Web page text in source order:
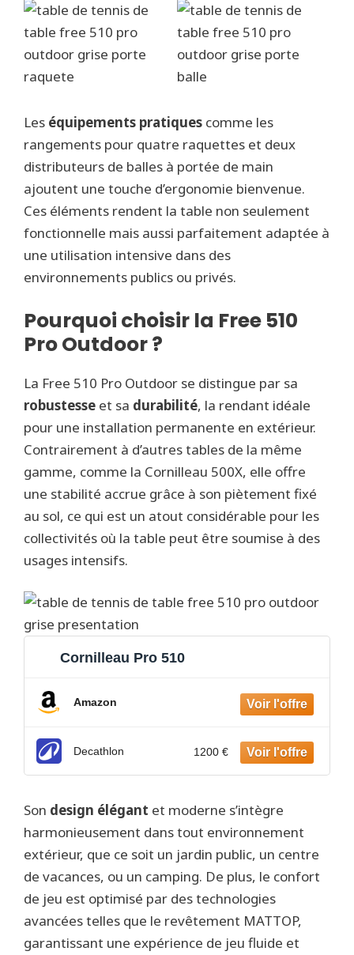
Les équipements pratiques comme les
rangements pour quatre raquettes et deux
distributeurs de balles à portée de main
ajoutent une touche d’ergonomie bienvenue.
Ces éléments rendent la table non seulement
fonctionnelle mais aussi parfaitement adaptée à
une utilisation intensive dans des
environnements publics ou privés.
Pourquoi choisir la Free 510
Pro Outdoor ?
La Free 510 Pro Outdoor se distingue par sa
robustesse et sa durabilité, la rendant idéale
pour une installation permanente en extérieur.
Contrairement à d’autres tables de la même
gamme, comme la Cornilleau 500X, elle offre
une stabilité accrue grâce à son piètement fixé
au sol, ce qui est un atout considérable pour les
collectivités où la table peut être soumise à des
usages intensifs.
Cornilleau Pro 510
Amazon
Decathlon 1200 €
Son design élégant et moderne s’intègre
harmonieusement dans tout environnement
extérieur, que ce soit un jardin public, un centre
de vacances, ou un camping. De plus, le confort
de jeu est optimisé par des technologies
avancées telles que le revêtement MATTOP,
garantissant une expérience de jeu fluide et